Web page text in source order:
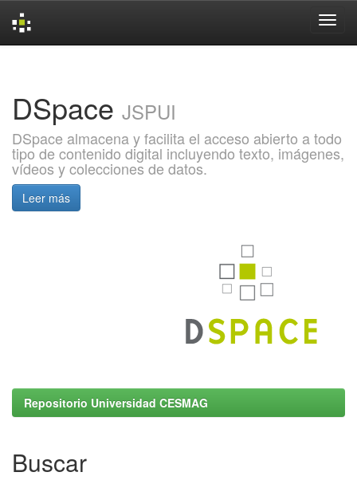
DSpace JSPUI
DSpace almacena y facilita el acceso abierto a todo
tipo de contenido digital incluyendo texto, imágenes,
vídeos y colecciones de datos.
Leer más
Repositorio Universidad CESMAG
Buscar